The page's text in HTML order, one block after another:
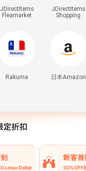
JDirectItems
Fleamarket
JDirectItems
Shopping
Rakuma 日本Amazon